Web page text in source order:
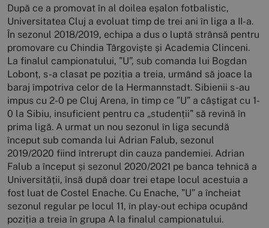
După ce a promovat în al doilea eșalon fotbalistic,
Universitatea Cluj a evoluat timp de trei ani în liga a II-a.
În sezonul 2018/2019, echipa a dus o luptă strânsă pentru
promovare cu Chindia Târgoviște și Academia Clinceni.
La finalul campionatului, ”U”, sub comanda lui Bogdan
Lobonț, s-a clasat pe poziția a treia, urmând să joace la
baraj împotriva celor de la Hermannstadt. Sibienii s-au
impus cu 2-0 pe Cluj Arena, în timp ce ”U” a câștigat cu 1-
0 la Sibiu, insuficient pentru ca „studenții” să revină în
prima ligă. A urmat un nou sezonul în liga secundă
început sub comanda lui Adrian Falub, sezonul
2019/2020 fiind întrerupt din cauza pandemiei. Adrian
Falub a început și sezonul 2020/2021 pe banca tehnică a
Universității, însă după doar trei etape locul acestuia a
fost luat de Costel Enache. Cu Enache, ”U” a încheiat
sezonul regular pe locul 11, în play-out echipa ocupând
poziția a treia în grupa A la finalul campionatului.